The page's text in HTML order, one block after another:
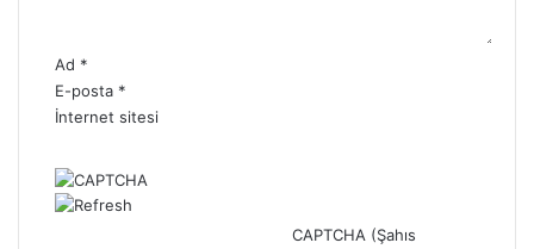
Ad *
E-posta *
İnternet sitesi
CAPTCHA (Şahıs